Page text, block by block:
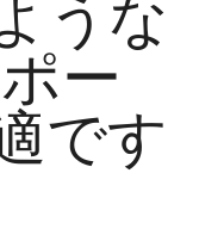
うな
ー
です